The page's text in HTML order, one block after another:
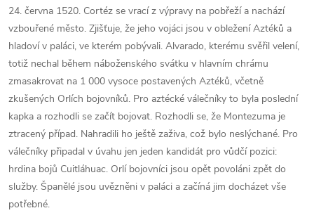
24. června 1520. Cortéz se vrací z výpravy na pobřeží a nachází
vzbouřené město. Zjišťuje, že jeho vojáci jsou v obležení Aztéků a
hladoví v paláci, ve kterém pobývali. Alvarado, kterému svěřil velení,
totiž nechal během náboženského svátku v hlavním chrámu
zmasakrovat na 1 000 vysoce postavených Aztéků, včetně
zkušených Orlích bojovníků. Pro aztécké válečníky to byla poslední
kapka a rozhodli se začít bojovat. Rozhodli se, že Montezuma je
ztracený případ. Nahradili ho ještě zaživa, což bylo neslýchané. Pro
válečníky připadal v úvahu jen jeden kandidát pro vůdčí pozici:
hrdina bojů Cuitláhuac. Orlí bojovníci jsou opět povoláni zpět do
služby. Španělé jsou uvězněni v paláci a začíná jim docházet vše
potřebné.